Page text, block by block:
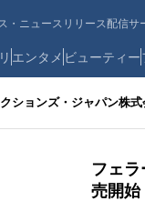
・ニュースリリース配信サ
エンタメ ビューティー
ションズ・ジャパン株式
フェ
売開始